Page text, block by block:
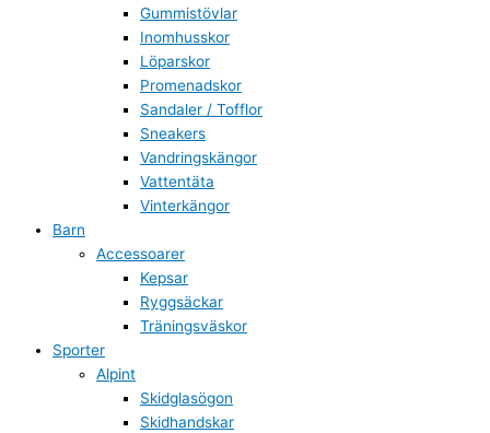
Gummistövlar
Inomhusskor
Löparskor
Promenadskor
Sandaler / Tofflor
Sneakers
Vandringskängor
Vattentäta
Vinterkängor
Barn
Accessoarer
Kepsar
Ryggsäckar
Träningsväskor
Sporter
Alpint
Skidglasögon
Skidhandskar